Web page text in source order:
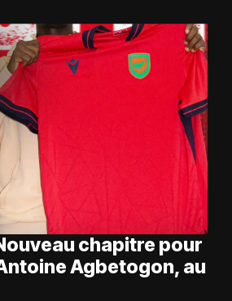
chapitre pour
Agbetogon, au